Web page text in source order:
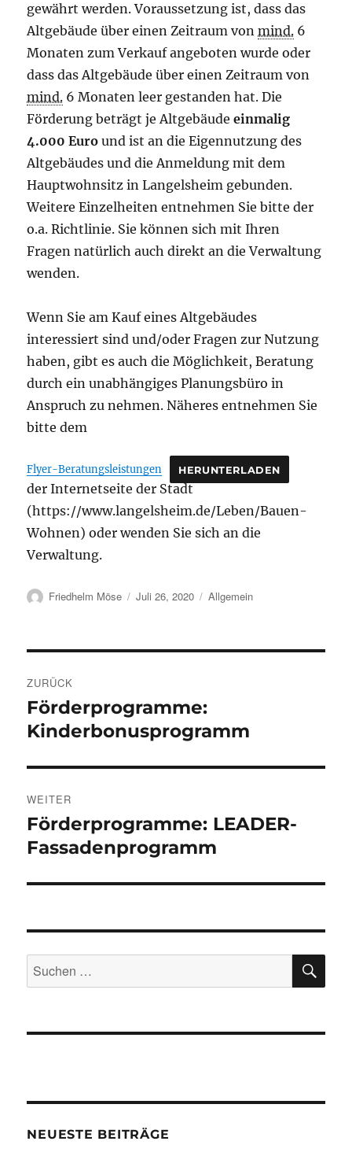
gewährt werden. Voraussetzung ist, dass das
Altgebäude über einen Zeitraum vonmind. 6
Monaten zum Verkauf angeboten wurde oder
dass das Altgebäude über einen Zeitraum von
mind. 6 Monaten leer gestanden hat. Die
Förderung beträgt je Altgebäudeeinmalig
4.000 Euro und ist an die Eigennutzung des
Altgebäudes und die Anmeldung mit dem
Hauptwohnsitz in Langelsheim gebunden.
Weitere Einzelheiten entnehmen Sie bitte der
o.a. Richtlinie. Sie können sich mit Ihren
Fragen natürlich auch direkt an die Verwaltung
wenden.
Wenn Sie am Kauf eines Altgebäudes
interessiert sind und/oder Fragen zur Nutzung
haben, gibt es auch die Möglichkeit, Beratung
durch ein unabhängiges Planungsbüro in
Anspruch zu nehmen. Näheres entnehmen Sie
bitte dem
Flyer-Beratungsleistungen HERUNTERLADEN
der Internetseite der Stadt
(https://www.langelsheim.de/Leben/Bauen-
Wohnen) oder wenden Sie sich an die
Verwaltung.
Autor
Friedhelm Möse
Veröffentlicht
Juli 26, 2020 Kategorien
Allgemein
ZURÜCK
Vorheriger
Beitrag:
Förderprogramme:
Kinderbonusprogramm
WEITER
Nächster
Beitrag:
Förderprogramme: LEADER-
Fassadenprogramm
Suchen
nach:
NEUESTE BEITRÄGE